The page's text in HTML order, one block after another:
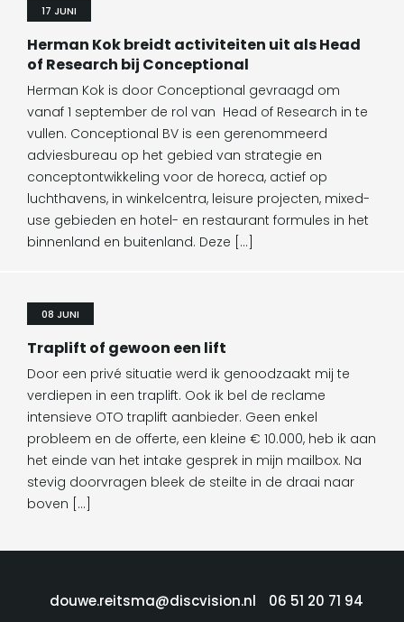
17 JUNI
Herman Kok breidt activiteiten uit als Head
of Research bij Conceptional
Herman Kok is door Conceptional gevraagd om
vanaf 1 september de rol van Head of Research in te
vullen. Conceptional BV is een gerenommeerd
adviesbureau op het gebied van strategie en
conceptontwikkeling voor de horeca, actief op
luchthavens, in winkelcentra, leisure projecten, mixed-
use gebieden en hotel- en restaurant formules in het
binnenland en buitenland. Deze […]
08 JUNI
Traplift of gewoon een lift
Door een privé situatie werd ik genoodzaakt mij te
verdiepen in een traplift. Ook ik bel de reclame
intensieve OTO traplift aanbieder. Geen enkel
probleem en de offerte, een kleine € 10.000, heb ik aan
het einde van het intake gesprek in mijn mailbox. Na
stevig doorvragen bleek de steilte in de draai naar
boven […]
douwe.reitsma@discvision.nl
06 51 20 71 94